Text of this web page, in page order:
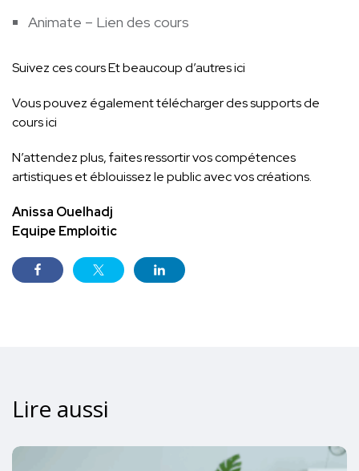
Animate – Lien des cours
Suivezces coursEt beaucoup d’autresici
Vous pouvez également télécharger des supports de
coursici
N’attendez plus, faites ressortir vos compétences
artistiques et éblouissez le public avec vos créations.
Anissa Ouelhadj
Equipe Emploitic
Lire aussi